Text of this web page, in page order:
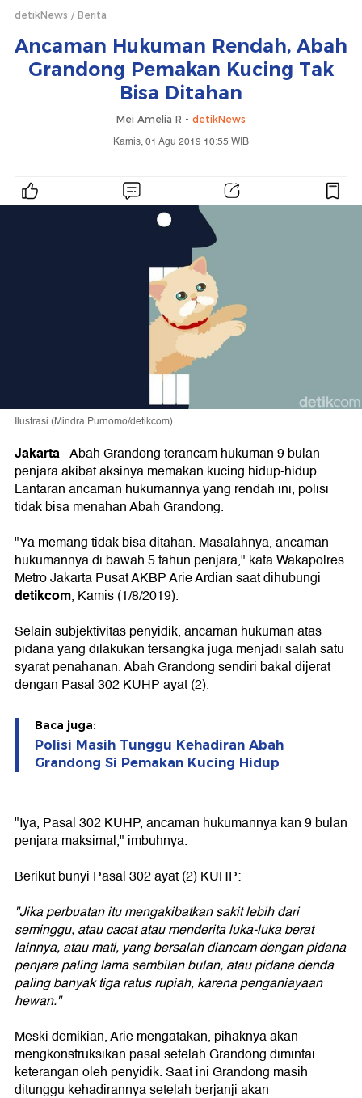
detikNews Berita
Ancaman Hukuman Rendah, Abah
Grandong Pemakan Kucing Tak
Bisa Ditahan
Mei Amelia R - detikNews
Kamis, 01 Agu 2019 10:55 WIB
Ilustrasi (Mindra Purnomo/detikcom)
Jakarta-Abah Grandong terancam hukuman 9 bulan
penjara akibat aksinya memakan kucing hidup-hidup.
Lantaran ancaman hukumannya yang rendah ini, polisi
tidak bisa menahan Abah Grandong.
"Ya memang tidak bisa ditahan. Masalahnya, ancaman
hukumannya di bawah 5 tahun penjara," kata Wakapolres
Metro Jakarta Pusat AKBP Arie Ardian saat dihubungi
detikcom, Kamis (1/8/2019).
Selain subjektivitas penyidik, ancaman hukuman atas
pidana yang dilakukan tersangka juga menjadi salah satu
syarat penahanan. Abah Grandong sendiri bakal dijerat
dengan Pasal 302 KUHP ayat (2).
Baca juga:
Polisi Masih Tunggu Kehadiran Abah
Grandong Si Pemakan Kucing Hidup
"Iya, Pasal 302 KUHP, ancaman hukumannya kan 9 bulan
penjara maksimal," imbuhnya.
Berikut bunyi Pasal 302 ayat (2) KUHP:
"Jika perbuatan itu mengakibatkan sakit lebih dari
seminggu, atau cacat atau menderita luka-luka berat
lainnya, atau mati, yang bersalah diancam dengan pidana
penjara paling lama sembilan bulan, atau pidana denda
paling banyak tiga ratus rupiah, karena penganiayaan
hewan."
Meski demikian, Arie mengatakan, pihaknya akan
mengkonstruksikan pasal setelah Grandong dimintai
keterangan oleh penyidik. Saat ini Grandong masih
ditunggu kehadirannya setelah berjanji akan